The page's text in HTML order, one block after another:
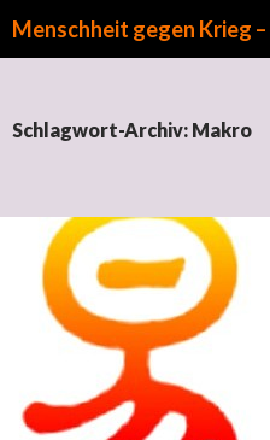
Schlagwort-Archiv: Makro